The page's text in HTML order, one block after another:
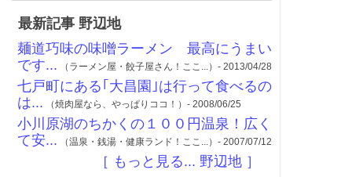
最新記事 野辺地
麺道巧味の味噌ラーメン 最高にうまい
です... （ラーメン屋・餃子屋さん！ここ...）- 2013/04/28
七戸町にある｢大昌園｣は行って食べるの
は... （焼肉屋なら、やっぱりココ！）- 2008/06/25
小川原湖のちかくの１００円温泉！広く
て安... （温泉・銭湯・健康ランド！ここ...）- 2007/07/12
［ もっと見る... 野辺地 ］